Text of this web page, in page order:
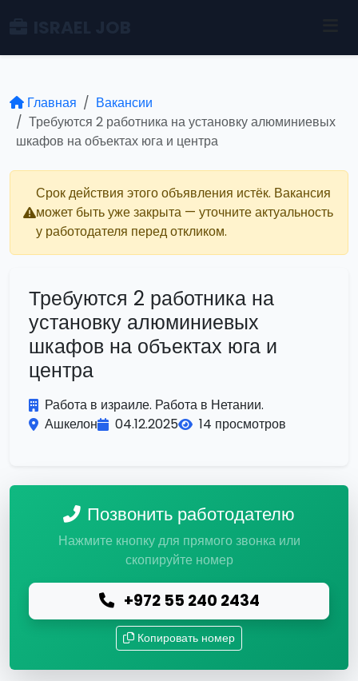
Главная
Вакансии
Требуются 2 работника на установку алюминиевых
шкафов на объектах юга и центра
Срок действия этого объявления истёк. Вакансия
может быть уже закрыта — уточните актуальность
у работодателя перед откликом.
Требуются 2 работника на
установку алюминиевых
шкафов на объектах юга и
центра
Работа в израиле. Работа в Нетании.
Ашкелон
04.12.2025 14 просмотров
Позвонить работодателю
Нажмите кнопку для прямого звонка или
скопируйте номер
+972 55 240 2434
Копировать номер